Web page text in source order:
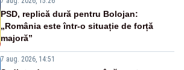
PSD, replică dură pentru Bolojan:
„România este într-o situație de forță
majoră”
7 aug. 2026, 14:51